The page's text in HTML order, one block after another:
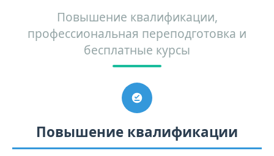
Повышение квалификации,
профессиональная переподготовка и
бесплатные курсы
Повышение квалификации